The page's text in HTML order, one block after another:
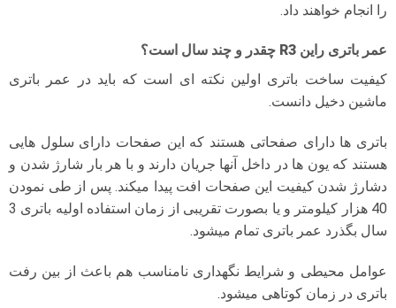
را انجام خواهند داد.
عمر باتری راین R3 چقدر و چند سال است؟
کیفیت ساخت باتری اولین نکته ای است که باید در عمر باتری
ماشین دخیل دانست.
باتری ها دارای صفحاتی هستند که این صفحات دارای سلول هایی
هستند که یون ها در داخل آنها جریان دارند و با هر بار شارژ شدن و
دشارژ شدن کیفیت این صفحات افت پیدا میکند. پس از طی نمودن
40 هزار کیلومتر و یا بصورت تقریبی از زمان استفاده اولیه باتری 3
سال بگذرد عمر باتری تمام میشود.
عوامل محیطی و شرایط نگهداری نامناسب هم باعث از بین رفت
باتری در زمان کوتاهی میشود.